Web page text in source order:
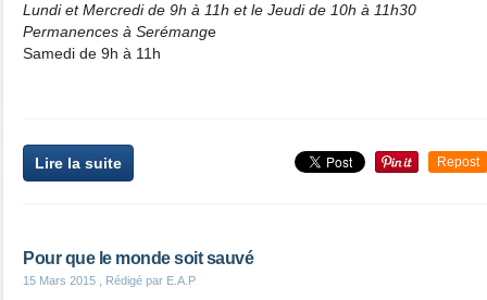
Lundi et Mercredi de 9h à 11h et le Jeudi de 10h à 11h30
Permanences à Serémange
Samedi de 9h à 11h
Lire la suite Repost
Pour que le monde soit sauvé
15 Mars 2015 , Rédigé par E.A.P